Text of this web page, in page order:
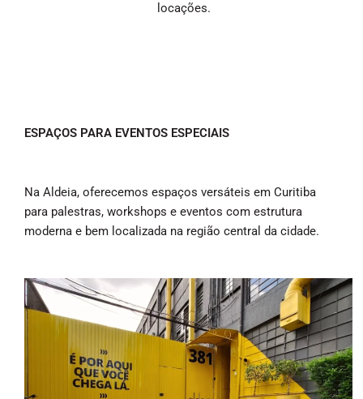
locações.
ESPAÇOS PARA EVENTOS ESPECIAIS
Na Aldeia, oferecemos espaços versáteis em Curitiba
para palestras, workshops e eventos com estrutura
moderna e bem localizada na região central da cidade.